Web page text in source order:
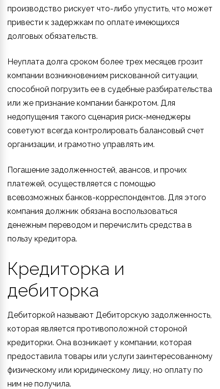
производство рискует что-либо упустить, что может
привести к задержкам по оплате имеющихся
долговых обязательств.
Неуплата долга сроком более трех месяцев грозит
компании возникновением рискованной ситуации,
способной погрузить ее в судебные разбирательства
или же признание компании банкротом. Для
недопущения такого сценария риск-менеджеры
советуют всегда контролировать балансовый счет
организации, и грамотно управлять им.
Погашение задолженностей, авансов, и прочих
платежей, осуществляется с помощью
всевозможных банков-корреспондентов. Для этого
компания должник обязана воспользоваться
денежным переводом и перечислить средства в
пользу кредитора.
Кредиторка и
дебиторка
Дебиторкой называют Дебиторскую задолженность,
которая является противоположной стороной
кредиторки. Она возникает у компании, которая
предоставила товары или услуги заинтересованному
физическому или юридическому лицу, но оплату по
ним не получила.